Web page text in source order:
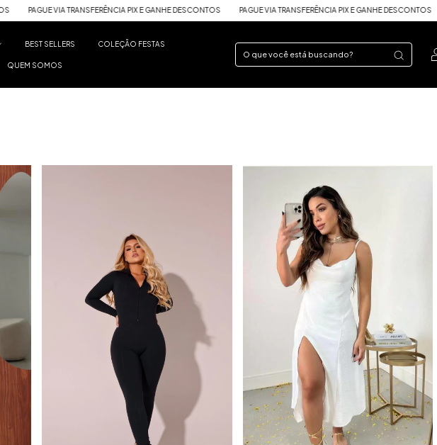
PAGUE VIA TRANSFERÊNCIA PIX E GANHE DESCONTOS PAGUE VIA TRANSFERÊNCIA PIX E GANHE DESCONTOS
BEST SELLERS COLEÇÃO FESTAS
QUEM SOMOS